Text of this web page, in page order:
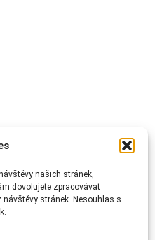
našich stránek,
dovolujete zpracovávat
stránek. Nesouhlas s